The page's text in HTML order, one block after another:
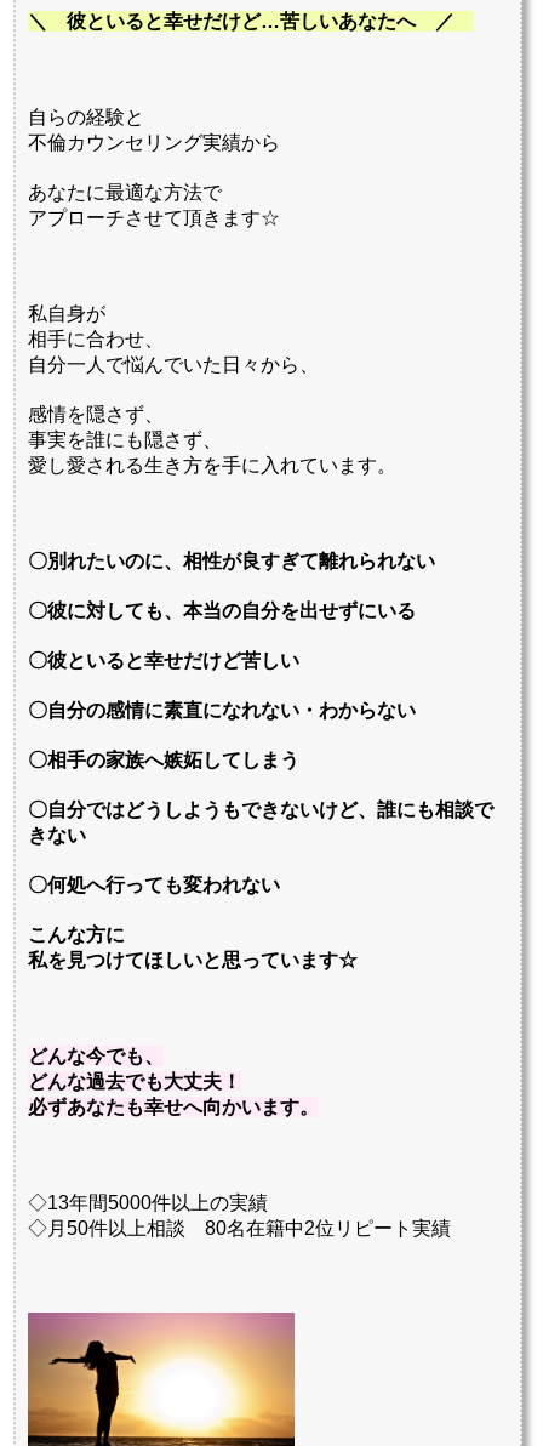
＼ 彼といると幸せだけど…苦しいあなたへ ／
自らの経験と
不倫カウンセリング実績から
あなたに最適な方法で
アプローチさせて頂きます☆
私自身が
相手に合わせ、
自分一人で悩んでいた日々から、
感情を隠さず、
事実を誰にも隠さず、
愛し愛される生き方を手に入れています。
〇別れたいのに、相性が良すぎて離れられない
〇彼に対しても、本当の自分を出せずにいる
〇彼といると幸せだけど苦しい
〇自分の感情に素直になれない・わからない
〇相手の家族へ嫉妬してしまう
〇自分ではどうしようもできないけど、誰にも相談で
きない
〇何処へ行っても変われない
こんな方に
私を見つけてほしいと思っています☆
どんな今でも、
どんな過去でも大丈夫！
必ずあなたも幸せへ向かいます。
◇13年間5000件以上の実績
◇月50件以上相談 80名在籍中2位リピート実績